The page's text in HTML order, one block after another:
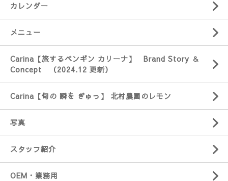
カレンダー
メニュー
Carina【旅するペンギン カリーナ】 Brand Story ＆
Concept （2024.12 更新）
Carina【旬の 瞬を ぎゅっ】 北村農園のレモン
写真
スタッフ紹介
OEM・業務用